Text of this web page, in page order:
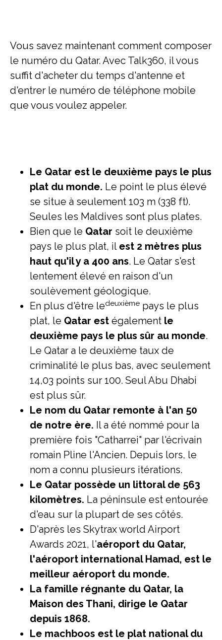
Vous savez maintenant comment composer
le numéro du Qatar. Avec Talk360, il vous
suffit d'acheter du temps d'antenne et
d'entrer le numéro de téléphone mobile
que vous voulez appeler.
Le Qatar est le deuxième pays le plus
plat du monde. Le point le plus élevé
se situe à seulement 103 m (338 ft).
Seules les Maldives sont plus plates.
Bien que le Qatar soit le deuxième
pays le plus plat, il est 2 mètres plus
haut qu'il y a 400 ans. Le Qatar s'est
lentement élevé en raison d'un
soulèvement géologique.
En plus d'être ledeuxième pays le plus
plat, le Qatar est également le
deuxième pays le plus sûr au monde.
Le Qatar a le deuxième taux de
criminalité le plus bas, avec seulement
14,03 points sur 100. Seul Abu Dhabi
est plus sûr.
Le nom du Qatar remonte à l'an 50
de notre ère. Il a été nommé pour la
première fois "Catharrei" par l'écrivain
romain Pline l'Ancien. Depuis lors, le
nom a connu plusieurs itérations.
Le Qatar possède un littoral de 563
kilomètres. La péninsule est entourée
d'eau sur la plupart de ses côtés.
D'après les Skytrax world Airport
Awards 2021, l'aéroport du Qatar,
l'aéroport international Hamad, est le
meilleur aéroport du monde.
La famille régnante du Qatar, la
Maison des Thani, dirige le Qatar
depuis 1868.
Le machboos est le plat national du